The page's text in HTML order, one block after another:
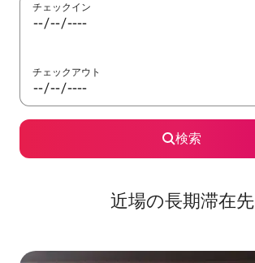
チェックイン
チェックアウト
検索
近場の長期滞在先